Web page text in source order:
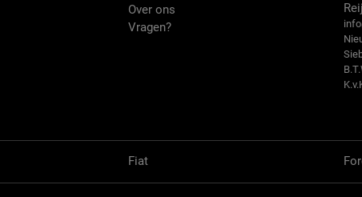
Over ons
Vragen?
Fiat